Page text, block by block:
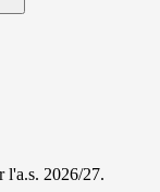
l'a.s. 2026/27.